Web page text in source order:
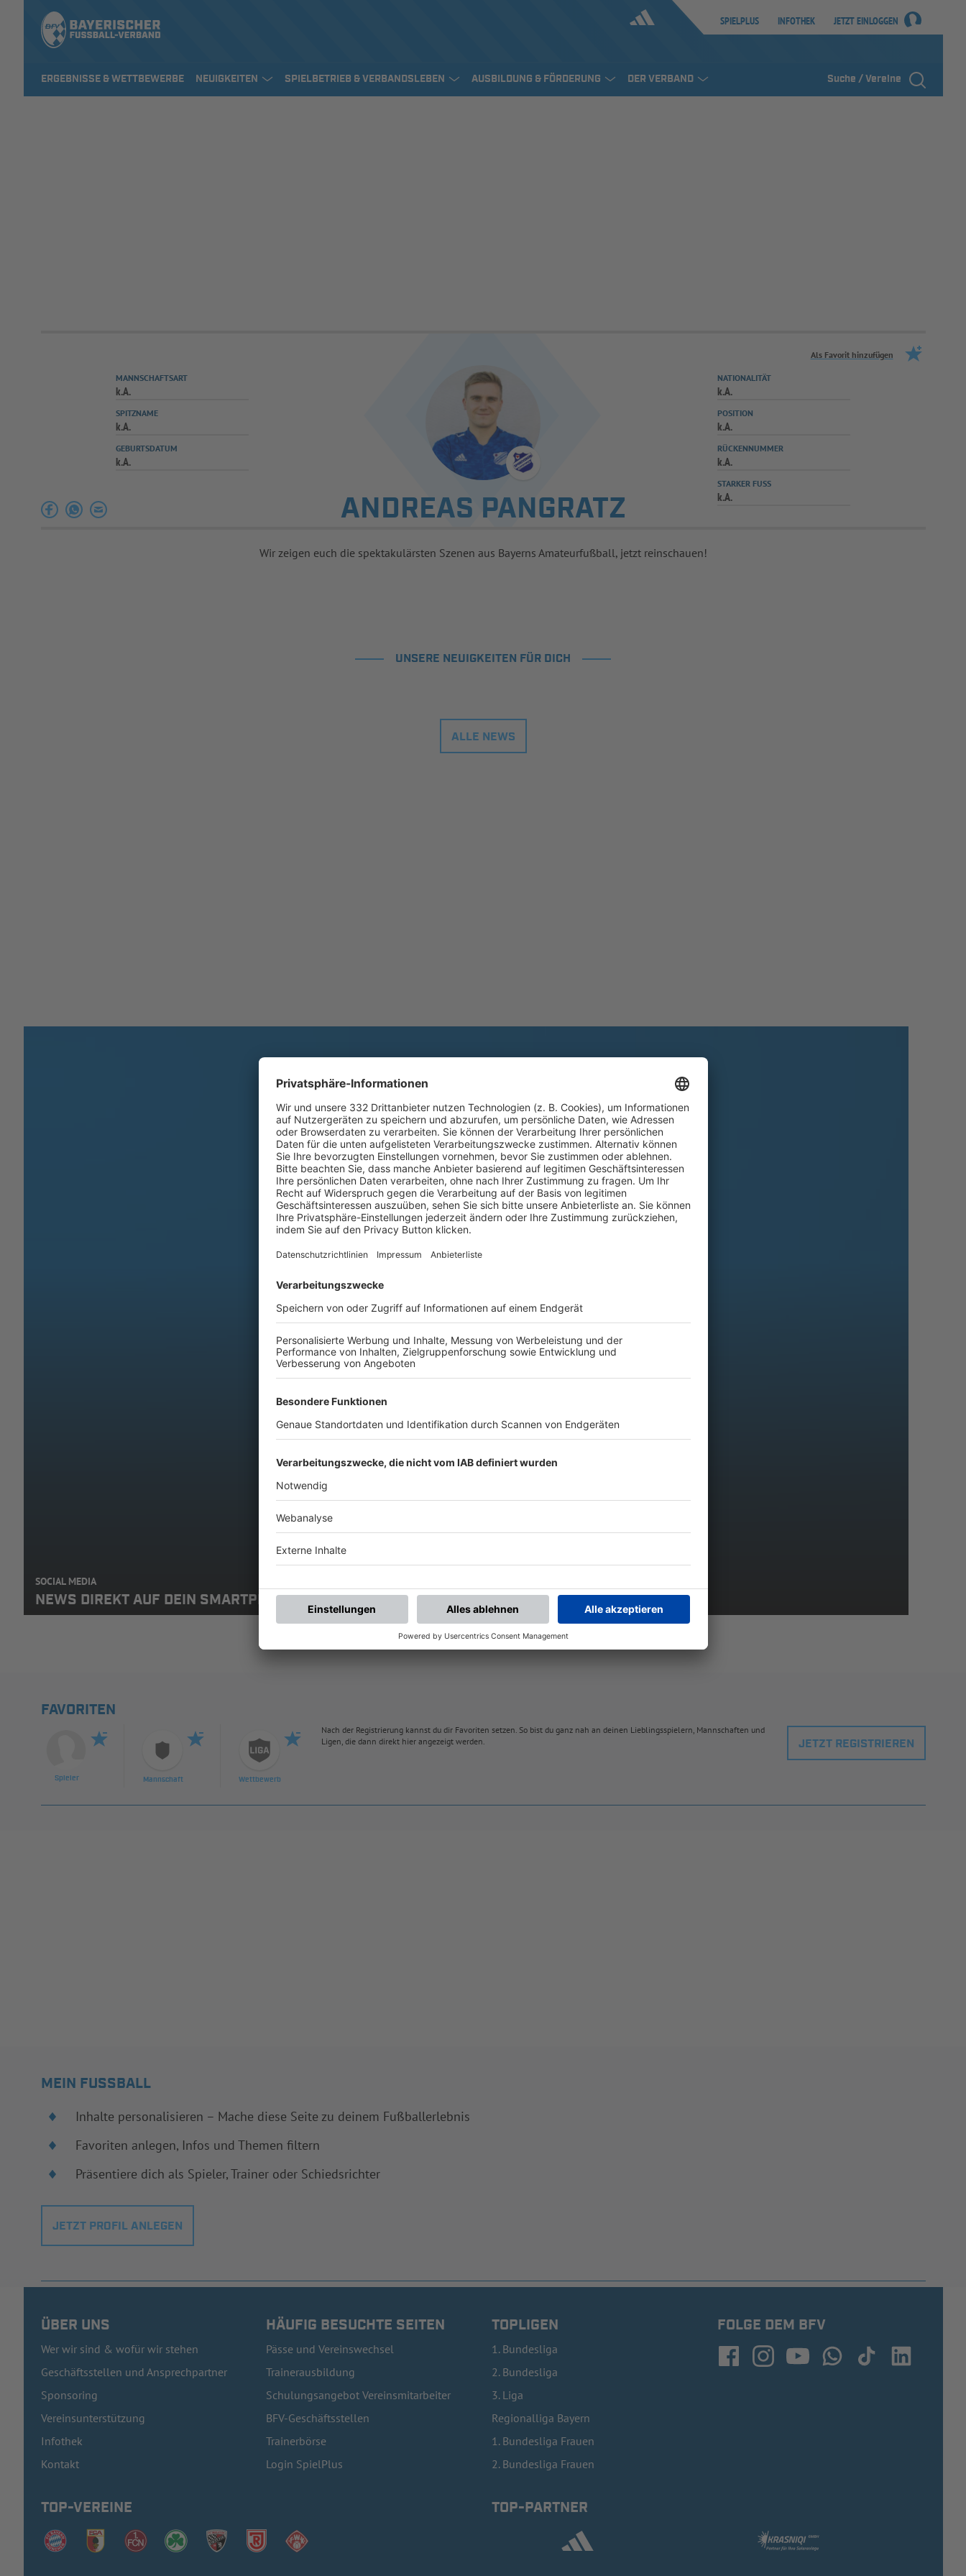
SPIELPLUS INFOTHEK JETZT EINLOGGEN
ERGEBNISSE & WETTBEWERBE NEUIGKEITEN SPIELBETRIEB & VERBANDSLEBEN AUSBILDUNG & FÖRDERUNG DER VERBAND Suche / Vereine
Als Favorit hinzufügen
ANDREAS PANGRATZ
MANNSCHAFTSART
k.A.
SPITZNAME
k.A.
GEBURTSDATUM
k.A.
NATIONALITÄT
k.A.
POSITION
k.A.
RÜCKENNUMMER
k.A.
STARKER FUSS
k.A.
Wir zeigen euch die spektakulärsten Szenen aus Bayerns Amateurfußball, jetzt reinschauen!
UNSERE NEUIGKEITEN FÜR DICH
ALLE NEWS
SOCIAL MEDIA
NEWS DIREKT AUF DEIN SMARTPHONE: ABONNIERE DEN BFV-WHATSAPP-KANAL!
FAVORITEN
Spieler Mannschaft Wettbewerb
Nach der Registrierung kannst du dir Favoriten setzen. So bist du ganz nah an deinen Lieblingsspielern, Mannschaften und
Ligen, die dann direkt hier angezeigt werden.
JETZT REGISTRIEREN
MEIN FUSSBALL
Inhalte personalisieren – Mache diese Seite zu deinem Fußballerlebnis
Favoriten anlegen, Infos und Themen filtern
Präsentiere dich als Spieler, Trainer oder Schiedsrichter
JETZT PROFIL ANLEGEN
ÜBER UNS
Wer wir sind & wofür wir stehen
Geschäftsstellen und Ansprechpartner
Sponsoring
Vereinsunterstützung
Infothek
Kontakt
HÄUFIG BESUCHTE SEITEN
Pässe und Vereinswechsel
Trainerausbildung
Schulungsangebot Vereinsmitarbeiter
BFV-Geschäftsstellen
Trainerbörse
Login SpielPlus
TOPLIGEN
1. Bundesliga
2. Bundesliga
3. Liga
Regionalliga Bayern
1. Bundesliga Frauen
2. Bundesliga Frauen
FOLGE DEM BFV
TOP-VEREINE TOP-PARTNER